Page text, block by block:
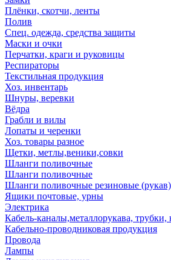
Плёнки, скотчи, ленты
Полив
Спец. одежда, средства защиты
Маски и очки
Перчатки, краги и руковицы
Респираторы
Текстильная продукция
Хоз. инвентарь
Шнуры, веревки
Вёдра
Грабли и вилы
Лопаты и черенки
Хоз. товары разное
Щетки, метлы,веники,совки
Шланги поливочные
Шланги поливочные
Шланги поливочные резиновые (рукав)
Ящики почтовые, урны
Электрика
Кабель-каналы,металлорукава,
Кабельно-проводниковая продукция
Провода
Лампы